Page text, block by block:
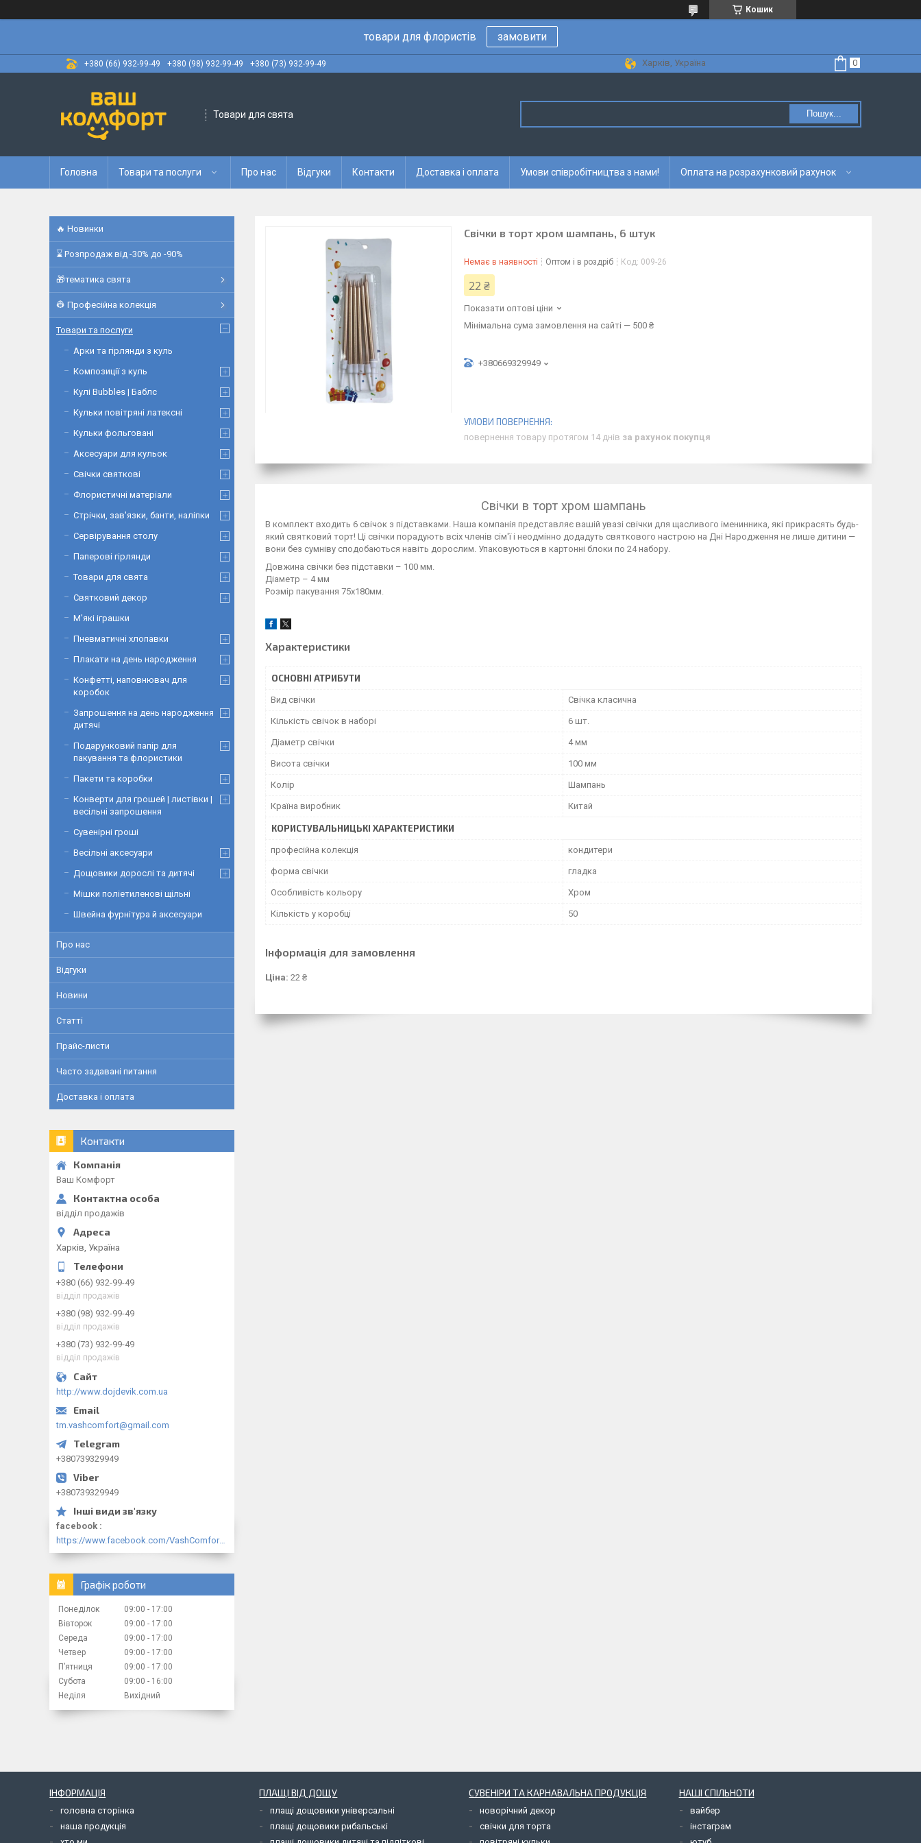
Кошик
товари для флористів замовити
+380 (66) 932-99-49 +380 (98) 932-99-49 +380 (73) 932-99-49 Харків, Україна
Товари для свята Пошук...
Головна Товари та послуги Про нас Відгуки Контакти Доставка і оплата Умови співробітництва з нами! Оплата на розрахунковий рахунок
Свічки в торт хром шампань, 6 штук
Немає в наявності Оптом і в роздріб Код: 009-26
22 ₴
Показати оптові ціни
Мінімальна сума замовлення на сайті — 500 ₴
+380669329949
повернення товару протягом 14 днів за рахунок покупця
Свічки в торт хром шампань
В комплект входить 6 свічок з підставками. Наша компанія представляє вашій увазі свічки для щасливого іменинника, які прикрасять будь-
який святковий торт! Ці свічки порадують всіх членів сім'ї і неодмінно додадуть святкового настрою на Дні Народження не лише дитини —
вони без сумніву сподобаються навіть дорослим. Упаковуються в картонні блоки по 24 набору.
Довжина свічки без підставки – 100 мм.
Діаметр – 4 мм
Розмір пакування 75х180мм.
Характеристики
ОСНОВНІ АТРИБУТИ
Вид свічки Свічка класична
Кількість свічок в наборі 6 шт.
Діаметр свічки 4 мм
Висота свічки 100 мм
Колір Шампань
Країна виробник Китай
КОРИСТУВАЛЬНИЦЬКІ ХАРАКТЕРИСТИКИ
професійна колекція кондитери
форма свічки гладка
Особливість кольору Хром
Кількість у коробці 50
Інформація для замовлення
Ціна: 22 ₴
🔥 Новинки
⌛ Розпродаж від -30% до -90%
🎁тематика свята
👷 Професійна колекція
Товари та послуги
Арки та гірлянди з куль
Композиції з куль
Кулі Bubbles | Баблс
Кульки повітряні латексні
Кульки фольговані
Аксесуари для кульок
Свічки святкові
Флористичні матеріали
Стрічки, зав'язки, банти, наліпки
Сервірування столу
Паперові гірлянди
Товари для свята
Святковий декор
М'які іграшки
Пневматичні хлопавки
Плакати на день народження
Конфетті, наповнювач для
коробок
Запрошення на день народження
дитячі
Подарунковий папір для
пакування та флористики
Пакети та коробки
Конверти для грошей | листівки |
весільні запрошення
Сувенірні гроші
Весільні аксесуари
Дощовики дорослі та дитячі
Мішки поліетиленові щільні
Швейна фурнітура й аксесуари
Про нас
Відгуки
Новини
Статті
Прайс-листи
Часто задавані питання
Доставка і оплата
Контакти
Ваш Комфорт
відділ продажів
Харків, Україна
+380 (66) 932-99-49
відділ продажів
+380 (98) 932-99-49
відділ продажів
+380 (73) 932-99-49
відділ продажів
http://www.dojdevik.com.ua
tm.vashcomfort@gmail.com
+380739329949
+380739329949
facebook
https://www.facebook.com/VashComfort.ua/
Графік роботи
Понеділок 09:00
17:00
Вівторок
09:00
17:00
Середа
09:00
17:00
Четвер
09:00
17:00
Пʼятниця
09:00
17:00
Субота
09:00
16:00
Неділя
Вихідний
ІНФОРМАЦІЯ
головна сторінка
наша продукція
ПЛАЩІ ВІД ДОЩУ
плащі дощовики універсальні
плащі дощовики рибальські
СУВЕНІРИ ТА КАРНАВАЛЬНА ПРОДУКЦІЯ
новорічний декор
свічки для торта
НАШІ СПІЛЬНОТИ
вайбер
інстаграм